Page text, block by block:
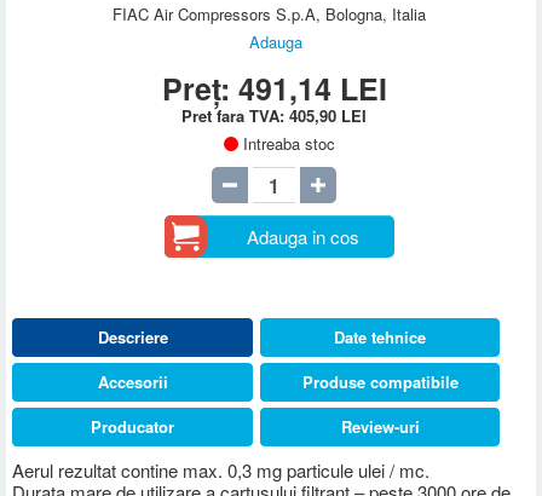
FIAC Air Compressors S.p.A, Bologna, Italia
Adauga
Preț: 491,14 LEI
Pret fara TVA:405,90 LEI
Intreaba stoc
Adauga in cos
Descriere
Aerul rezultat contine max. 0,3 mg particule ulei / mc.
Date tehnice
Accesorii
Produse compatibile
Producator
Review-uri